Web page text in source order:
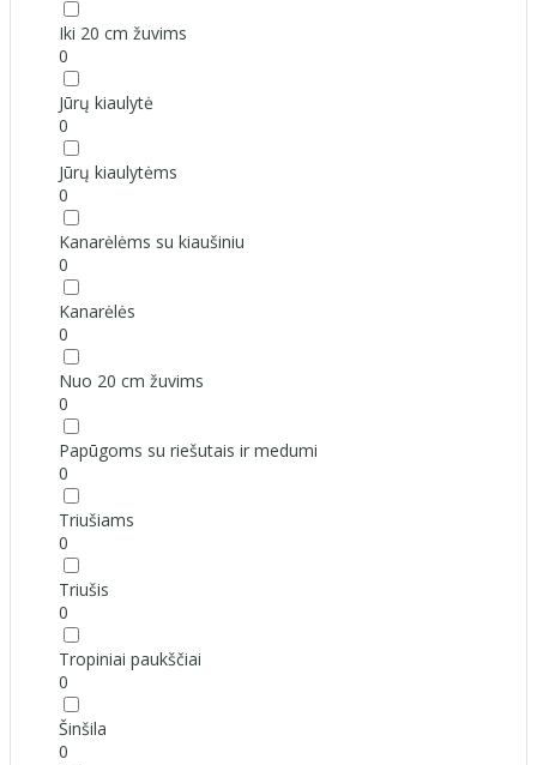
Iki 20 cm žuvims
0
Jūrų kiaulytė
0
Jūrų kiaulytėms
0
Kanarėlėms su kiaušiniu
0
Kanarėlės
0
Nuo 20 cm žuvims
0
Papūgoms su riešutais ir medumi
0
Triušiams
0
Triušis
0
Tropiniai paukščiai
0
Šinšila
0